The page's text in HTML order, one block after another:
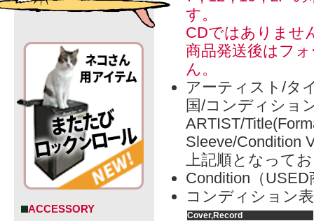
ACCESSORY
す。
CDではありませ
商品発送後はフ
ん。
アーティスト/タ
国/コンディショ
ARTIST/
Sleeve/Condition
上記順となって
Condition（
コンディション
Cover,Record